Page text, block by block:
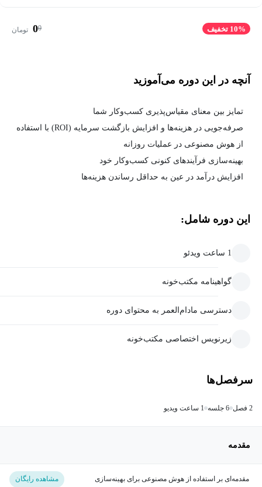
10% تخفیف 0
0 تومان
آنچه در این دوره می‌آموزید
تمایز بین معنای مقیاس‌پذیری کسب‌وکار شما
صرفه‌جویی در هزینه‌ها و افزایش بازگشت سرمایه (ROI) با استفاده
از هوش مصنوعی در عملیات روزانه
بهینه‌سازی فرآیندهای کنونی کسب‌وکار خود
افزایش درآمد در عین به حداقل رساندن هزینه‌ها
این دوره شامل:
1 ساعت ویدئو
گواهینامه مکتب‌خونه
دسترسی مادام‌العمر به محتوای دوره
زیرنویس اختصاصی مکتب‌خونه
سرفصل‌ها
2 فصل 6 جلسه 1 ساعت ویدیو
مقدمه
مقدمه‌ای بر استفاده از هوش مصنوعی برای بهینه‌سازی مشاهده رایگان